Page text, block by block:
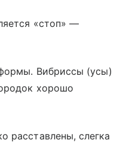
«стоп» —
Вибриссы (усы)
хорошо
расставлены, слегка